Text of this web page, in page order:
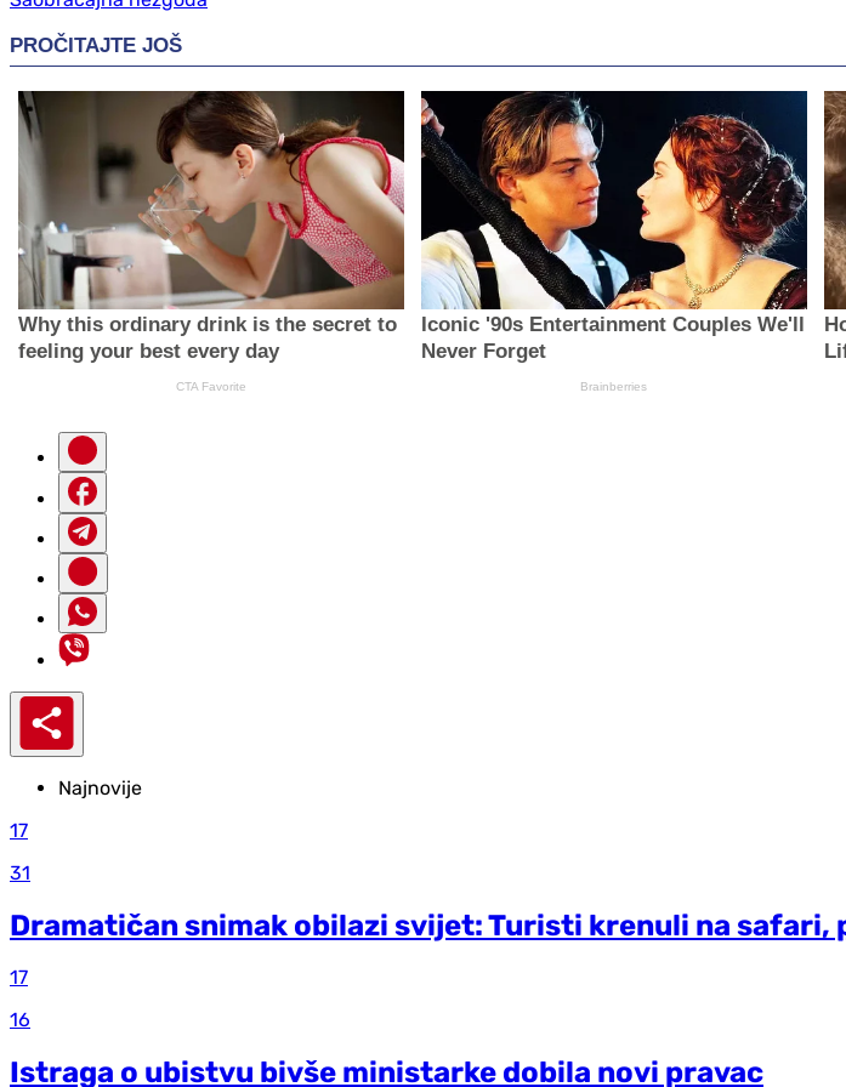
Najnovije
17
31
Dramatičan snimak obilazi svijet: Turisti krenuli na safari,
17
16
Istraga o ubistvu bivše ministarke dobila novi pravac